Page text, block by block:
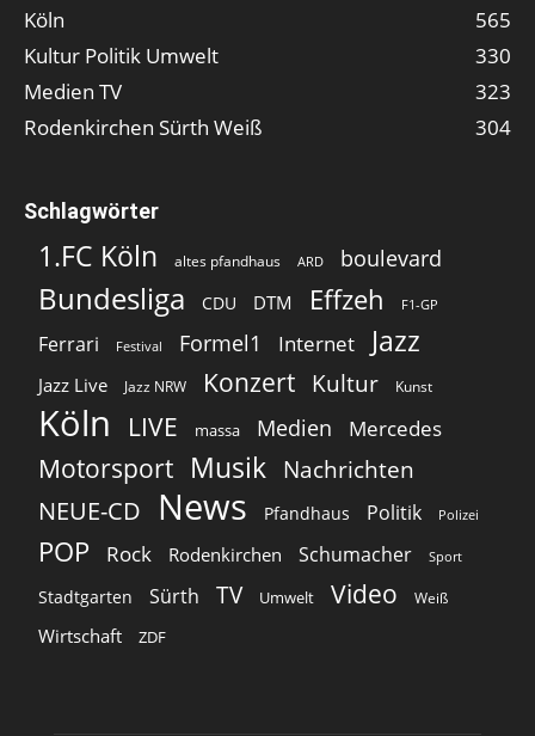
Köln
565
Kultur Politik Umwelt
330
Medien TV
323
Rodenkirchen Sürth Weiß
304
Schlagwörter
1.FC Köln altes pfandhaus ARD boulevard
Bundesliga CDU DTM Effzeh F1-GP
Ferrari Festival Formel1 Internet Jazz
Jazz Live Jazz NRW Konzert Kultur Kunst
Köln LIVE massa Medien Mercedes
Motorsport Musik Nachrichten
NEUE-CD
News Pfandhaus Politik Polizei
POP Rock Rodenkirchen Schumacher Sport
Stadtgarten Sürth TV Umwelt Video Weiß
Wirtschaft ZDF